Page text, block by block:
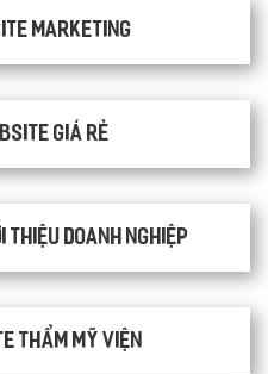
Marketing
giá rẻ
thiệu doanh nghiệp
thẩm mỹ viện